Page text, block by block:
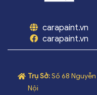
carapaint.vn
carapaint.vn
Trụ Sở:Số 68
Nội